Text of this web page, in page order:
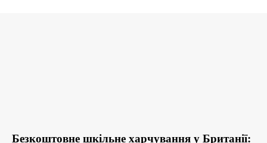
Безкоштовне шкільне харчування у Британії: